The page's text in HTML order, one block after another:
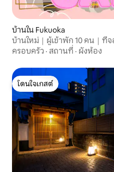
บ้านใน Fukuoka
บ้านใหม่｜ผู้เข้าพัก 10 คน｜ที่
รถยนต์ไปสนามบิน
ครอบครัว · สถานที่ · ผังห้อง
โดนใจเกสต์
โดนใจเกสต์